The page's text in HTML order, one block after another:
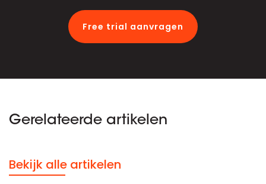
Free trial aanvragen
Gerelateerde artikelen
Bekijk alle artikelen